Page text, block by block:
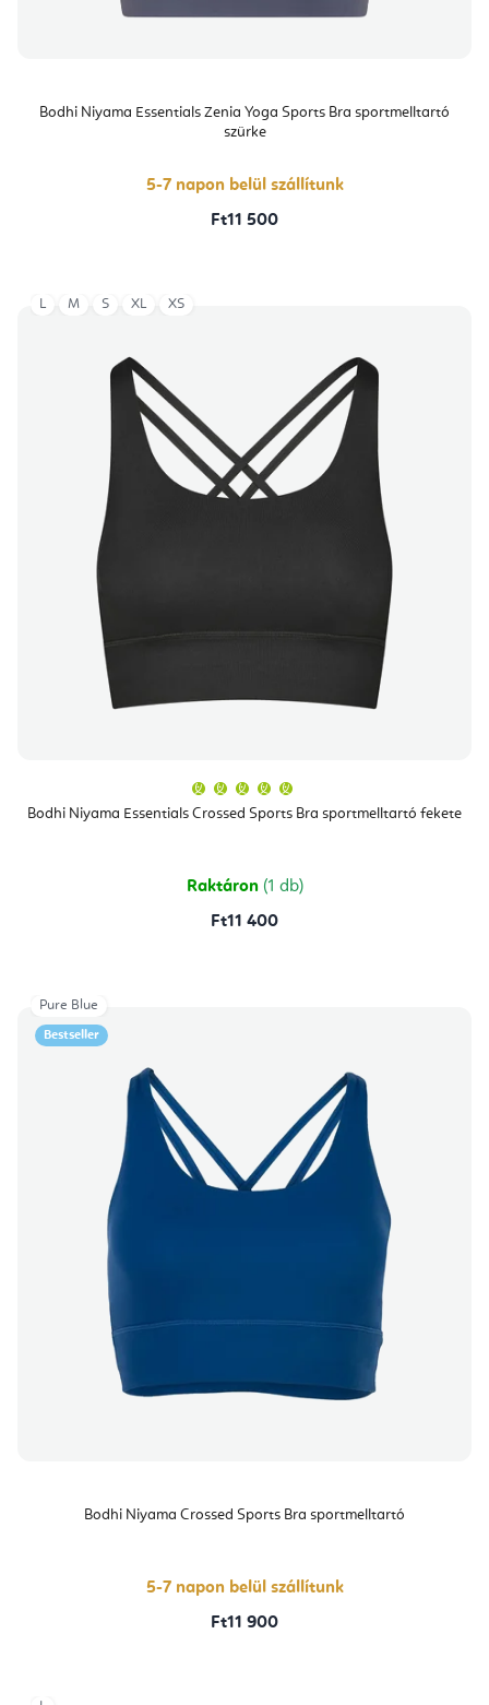
Bodhi Niyama Essentials Zenia Yoga Sports Bra sportmelltartó
szürke
5-7 napon belül szállítunk
Ft11 500
Bodhi Niyama Essentials Crossed Sports Bra sportmelltartó fekete
átlagos
értékelése
csillag.
Raktáron (1 db)
Ft11 400
L M S XL XS
Bestseller
Bodhi Niyama Crossed Sports Bra sportmelltartó
5-7 napon belül szállítunk
Ft11 900
Pure Blue